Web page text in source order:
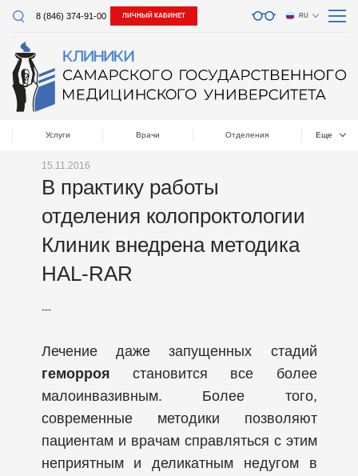
8 (846) 374-91-00 ЛИЧНЫЙ КАБИНЕТ RU
Услуги Врачи Отделения Еще
15.11.2016
В практику работы
отделения колопроктологии
Клиник внедрена методика
HAL-RAR
---
Лечение даже запущенных стадий
геморроя становится все более
малоинвазивным. Более того,
современные методики позволяют
пациентам и врачам справляться с этим
неприятным и деликатным недугом в